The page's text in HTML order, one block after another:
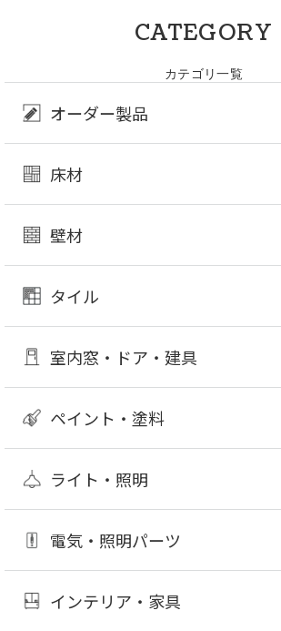
CATEGORY
カテゴリ一覧
オーダー製品
床材
壁材
タイル
室内窓・ドア・建具
ペイント・塗料
ライト・照明
電気・照明パーツ
インテリア・家具